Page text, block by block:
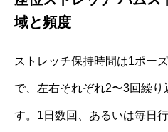
域と頻度
ストレッチ保持時間は1ポー
で、左右それぞれ2〜3回繰り
す。1日数回、あるいは毎日